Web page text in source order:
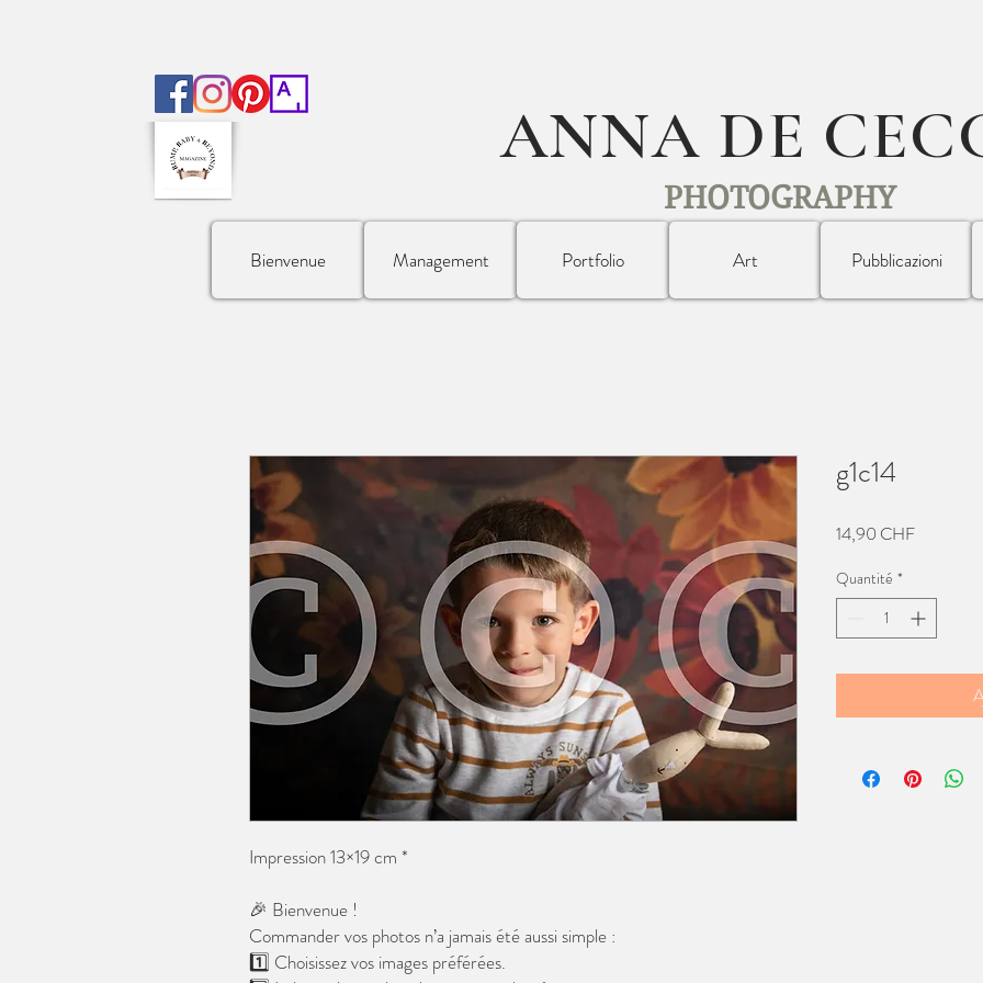
ANNA DE
PHOTOGRAPHY
Bienvenue Management Portfolio Art Pubblicazioni
Impression 13×19 cm *
🎉 Bienvenue !
Commander vos photos n’a jamais été aussi simple :
1️⃣ Choisissez vos images préférées.
g1c14
14,90 CHFPrix
Quantité *